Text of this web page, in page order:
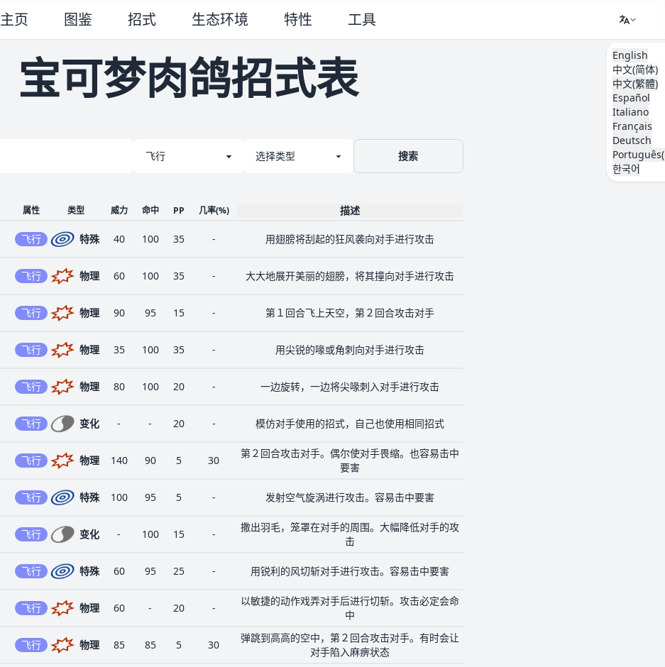
主页 图鉴 招式 生态环境 特性 工具
English
中文(简体)
中文(繁體)
Español
Italiano
Français
Deutsch
한국어
宝可梦肉鸽招式表
搜索
属性 类型 威力 命中 PP 几率(%) 描述
飞行 特殊 40 100 35 - 用翅膀将刮起的狂风袭向对手进行攻击
飞行 物理 60 100 35 - 大大地展开美丽的翅膀，将其撞向对手进行攻击
飞行 物理 90 95 15 - 第１回合飞上天空，第２回合攻击对手
飞行 物理 35 100 35 - 用尖锐的喙或角刺向对手进行攻击
飞行 物理 80 100 20 - 一边旋转，一边将尖喙刺入对手进行攻击
飞行 变化 - - 20 - 模仿对手使用的招式，自己也使用相同招式
飞行 物理 140 90 5 30
第２回合攻击对手。偶尔使对手畏缩。也容易击中
要害
飞行 特殊 100 95 5 - 发射空气旋涡进行攻击。容易击中要害
飞行 变化 - 100 15 -
撒出羽毛，笼罩在对手的周围。大幅降低对手的攻
击
飞行 特殊 60 95 25 - 用锐利的风切斩对手进行攻击。容易击中要害
飞行 物理 60 - 20 -
以敏捷的动作戏弄对手后进行切斩。攻击必定会命
中
飞行 物理 85 85 5 30
弹跳到高高的空中，第２回合攻击对手。有时会让
对手陷入麻痹状态